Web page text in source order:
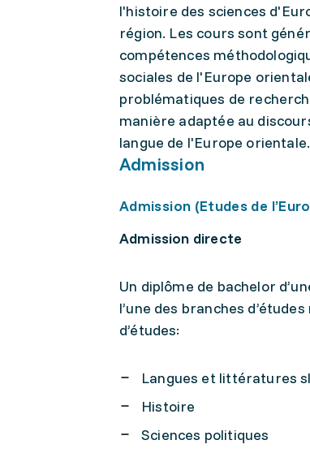
l'histoire des sciences
région. Les cours sont
compétences
sociales de l'Europe
problématiques de
manière adaptée au
langue de l'Europe orientale.
Admission
Admission (Etudes de
Admission directe
Un diplôme de bachelor
l’une des branches
d’études:
Langues et littératures
Histoire
Sciences politiques